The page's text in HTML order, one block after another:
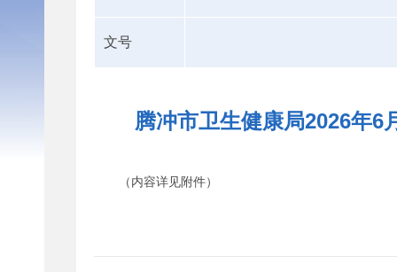
文号
腾冲市卫生健康局2026年6
（内容详见附件）